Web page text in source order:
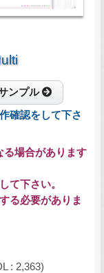
ンプル
確認をして下さ
る場合があります
て下さい。
る必要がありま
: 2,363)